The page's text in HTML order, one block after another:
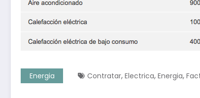
Energia Contratar, Electrica, Energia,